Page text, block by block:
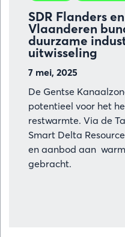
SDR Flanders
Vlaanderen
duurzame
uitwisseling
7 mei, 2025
De Gentse
potentieel voor het
restwarmte. Via de
Smart Delta
en aanbod aan
gebracht.